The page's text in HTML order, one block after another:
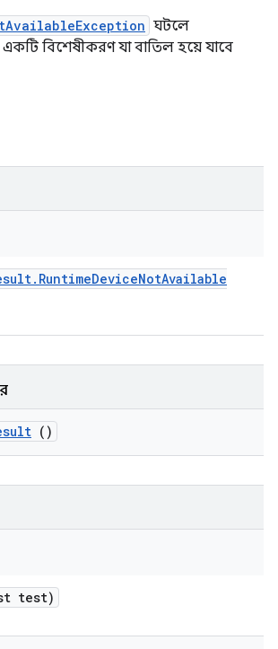
ঘটলে
বিশেষীকরণ যা বাতিল হয়ে যাবে
. RuntimeDeviceNotAvailable
()
test)